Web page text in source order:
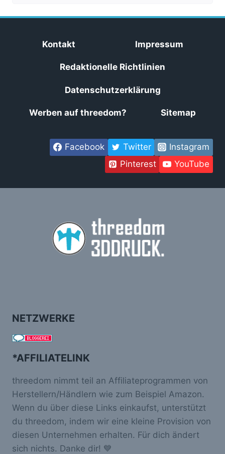
Kontakt Impressum
Redaktionelle Richtlinien
Datenschutzerklärung
Werben auf threedom? Sitemap
Facebook Twitter
Instagram
Pinterest
YouTube
NETZWERKE
*AFFILIATELINK
threedom nimmt teil an Affiliateprogrammen von
Herstellern/Händlern wie zum Beispiel Amazon.
Wenn du über diese Links einkaufst, unterstützt
du threedom, indem wir eine kleine Provision von
diesen Unternehmen erhalten. Für dich ändert
sich nichts. Danke dir! 💙